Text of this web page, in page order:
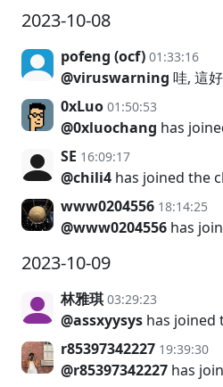
2023-10-08
pofeng (ocf) 01:33:16
@viruswarning 哇, 這
0xLuo 01:50:53
@0xluochang has
SE 16:09:17
@chili4 has joined the
www0204556 18:14:25
@www0204556 has
2023-10-09
林雅琪 03:29:23
@assxyysys has joined
r85397342227 19:39:30
@r85397342227 has